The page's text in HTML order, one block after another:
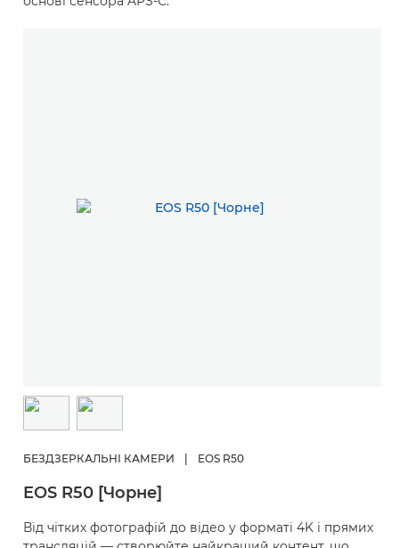
БЕЗДЗЕРКАЛЬНІ КАМЕРИ EOS R50
EOS R50 [Чорне]
Від чітких фотографій до відео у форматі 4K і прямих